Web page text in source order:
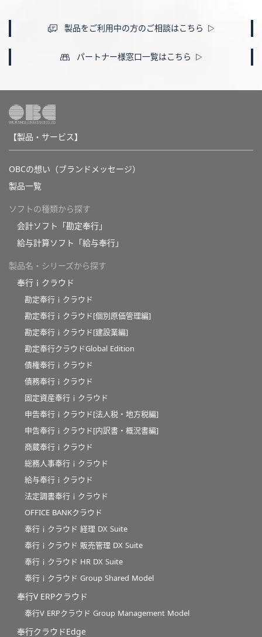
製品をご利用中の方のご相談はこちら
パートナー様窓口一覧はこちら
【製品・サービス】
OBCの想い（ブランドメッセージ）
製品一覧
ソフトの種類から探す
会計ソフト「勘定奉行」
給与計算ソフト「給与奉行」
製品名・シリーズから探す
奉行ｉクラウド
勘定奉行ｉクラウド
勘定奉行ｉクラウド[個別原価管理編]
勘定奉行ｉクラウド[建設業編]
勘定奉行クラウドGlobal Edition
債権奉行ｉクラウド
債務奉行ｉクラウド
固定資産奉行ｉクラウド
申告奉行ｉクラウド[法人税・地方税編]
申告奉行ｉクラウド[内訳書・概況書編]
商蔵奉行ｉクラウド
総務人事奉行ｉクラウド
給与奉行ｉクラウド
法定調書奉行ｉクラウド
OFFICE BANKクラウド
奉行ｉクラウド 経理 DX Suite
奉行ｉクラウド 販売管理 DX Suite
奉行ｉクラウド HR DX Suite
奉行ｉクラウド Group Shared Model
奉行V ERPクラウド
奉行V ERPクラウド Group Management Model
奉行クラウドEdge